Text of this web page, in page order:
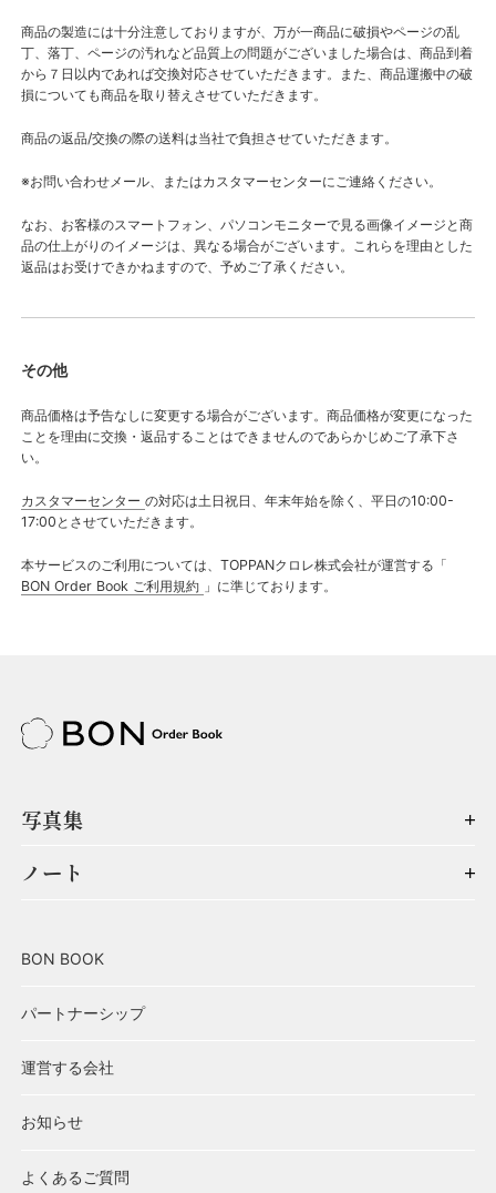
商品の製造には十分注意しておりますが、万が一商品に破損やページの乱
丁、落丁、ページの汚れなど品質上の問題がございました場合は、商品到着
から７日以内であれば交換対応させていただきます。また、商品運搬中の破
損についても商品を取り替えさせていただきます。
商品の返品/交換の際の送料は当社で負担させていただきます。
※お問い合わせメール、またはカスタマーセンターにご連絡ください。
なお、お客様のスマートフォン、パソコンモニターで見る画像イメージと商
品の仕上がりのイメージは、異なる場合がございます。これらを理由とした
返品はお受けできかねますので、予めご了承ください。
その他
商品価格は予告なしに変更する場合がございます。商品価格が変更になった
ことを理由に交換・返品することはできませんのであらかじめご了承下さ
い。
カスタマーセンターの対応は土日祝日、年末年始を除く、平日の10:00-
17:00とさせていただきます。
本サービスのご利用については、TOPPANクロレ株式会社が運営する「
BON Order Book ご利用規約 」に準じております。
写真集
ノート
BON BOOK
パートナーシップ
運営する会社
お知らせ
よくあるご質問